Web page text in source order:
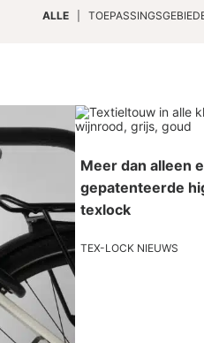
ALLE
Meer dan alleen
gepatenteerde
texlock
TEX-LOCK NIEUWS